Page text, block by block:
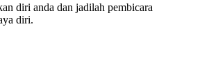
diri anda dan jadilah pembicara
diri.